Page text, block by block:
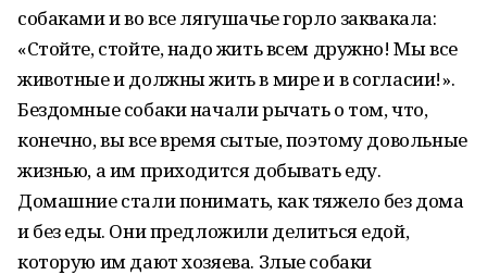
собаками и во все лягушачье горло заквакала:
«Стойте, стойте, надо жить всем дружно! Мы все
животные и должны жить в мире и в согласии!».
Бездомные собаки начали рычать о том, что,
конечно, вы все время сытые, поэтому довольные
жизнью, а им приходится добывать еду.
Домашние стали понимать, как тяжело без дома
и без еды. Они предложили делиться едой,
которую им дают хозяева. Злые собаки